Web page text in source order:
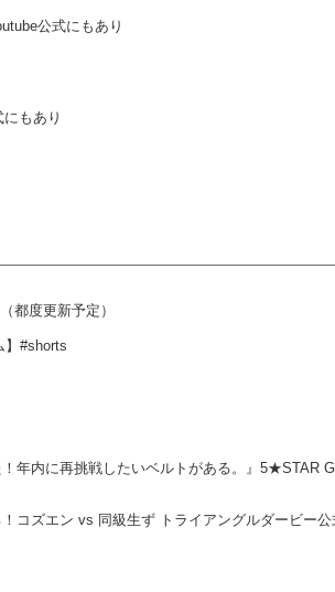
公式にもあり
もあり
都度更新予定）
】#shorts
年内に再挑戦したいベルトがある。』5★STAR
コズエン vs 同級生ず トライアングルダービー公